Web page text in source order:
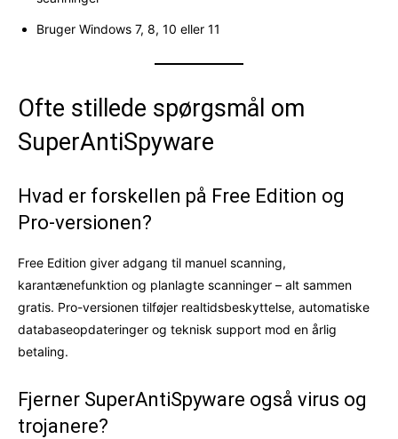
Bruger Windows 7, 8, 10 eller 11
Ofte stillede spørgsmål om
SuperAntiSpyware
Hvad er forskellen på Free Edition og
Pro-versionen?
Free Edition giver adgang til manuel scanning,
karantænefunktion og planlagte scanninger – alt sammen
gratis. Pro-versionen tilføjer realtidsbeskyttelse, automatiske
databaseopdateringer og teknisk support mod en årlig
betaling.
Fjerner SuperAntiSpyware også virus og
trojanere?